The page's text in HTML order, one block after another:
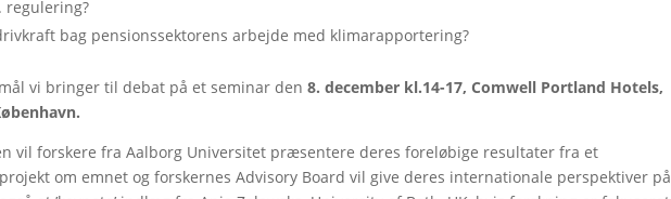
regulering?
bag pensionssektorens arbejde med klimarapportering?
vi bringer til debat på et seminar den8. december kl.14-17, Comwell Portland Hotels,
vil forskere fra Aalborg Universitet præsentere deres foreløbige resultater fra et
om emnet og forskernes Advisory Board vil give deres internationale perspektiver på